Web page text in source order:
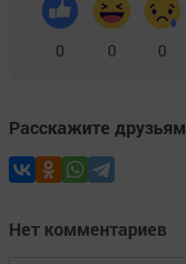
0 0 0
Расскажите друзьям
Нет комментариев